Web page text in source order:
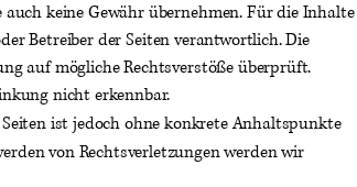
keine Gewähr übernehmen. Für die Inhalte
Betreiber der Seiten verantwortlich. Die
auf mögliche Rechtsverstöße überprüft.
nicht erkennbar.
ist jedoch ohne konkrete Anhaltspunkte
von Rechtsverletzungen werden wir